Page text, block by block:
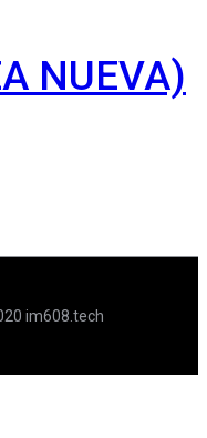
NUEVA)
im608.tech